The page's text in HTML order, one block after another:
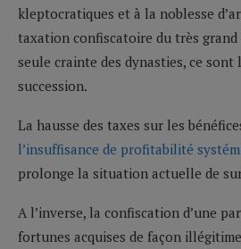
kleptocratiques et à la noblesse
taxation confiscatoire du très grand
seule crainte des dynasties, ce sont
succession.
La hausse des taxes sur les
l’insuffisance de profitabilité
prolonge la situation actuelle de
A l’inverse, la confiscation d’une
fortunes acquises de façon